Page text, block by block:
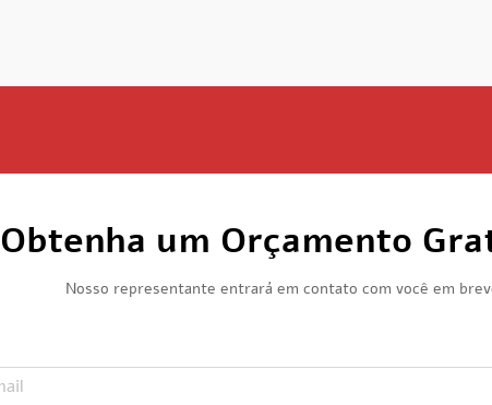
Obtenha um Orçamento
Nosso representante entrará em contato com você em